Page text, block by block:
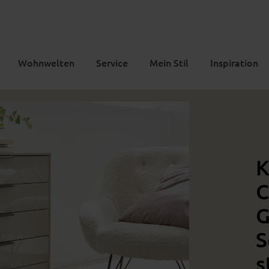
Wohnwelten Service Mein Stil Inspiration